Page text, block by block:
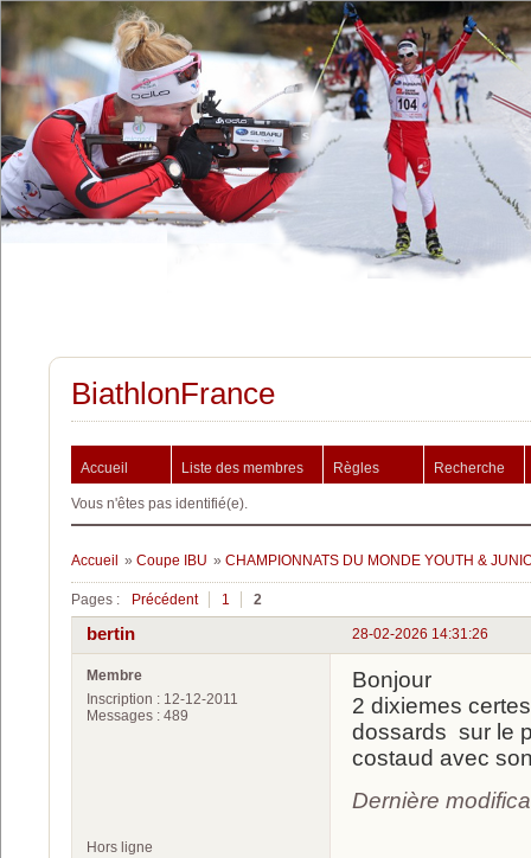
BiathlonFrance
Accueil Liste des membres Règles Recherche
Vous n'êtes pas identifié(e).
Accueil » Coupe IBU » CHAMPIONNATS DU MONDE YOUTH &
Pages : Précédent 1 2
28-02-2026 14:31:26
bertin
Membre
Inscription : 12-12-2011
Messages : 489
Bonjour
2 dixiemes
dossards sur le
costaud avec
Dernière
Hors ligne